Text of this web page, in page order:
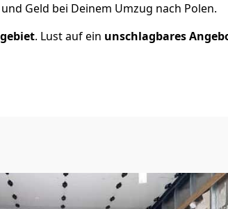
Geld bei Deinem Umzug nach Polen.
. Lust auf ein unschlagbares